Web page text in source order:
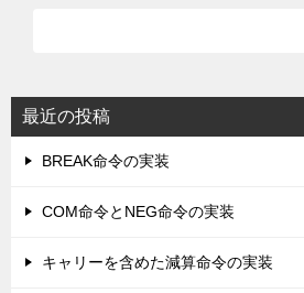
最近の投稿
BREAK命令の実装
COM命令とNEG命令の実装
キャリーを含めた減算命令の実装